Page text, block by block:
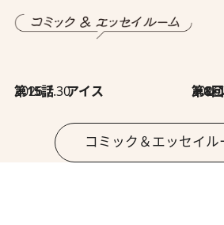
2026.7.30
第15話 アイス 第8回「同人
コミック＆エッセイル